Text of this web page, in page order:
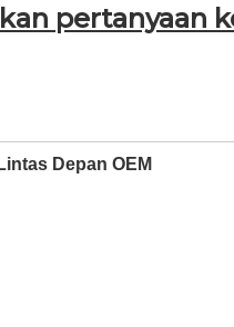
pertanyaan
Depan OEM